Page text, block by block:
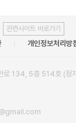
개인정보처리방
관련사이트 바로가기
로 134, 5층 514호 (정